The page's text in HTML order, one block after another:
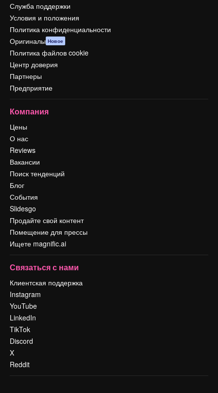
Служба поддержки
Условия и положения
Политика конфиденциальности
Оригиналы Новое
Политика файлов cookie
Центр доверия
Партнеры
Предприятие
Компания
Цены
О нас
Reviews
Вакансии
Поиск тенденций
Блог
События
Slidesgo
Продайте свой контент
Помещение для прессы
Ищете magnific.ai
Связаться с нами
Клиентская поддержка
Instagram
YouTube
LinkedIn
TikTok
Discord
X
Reddit